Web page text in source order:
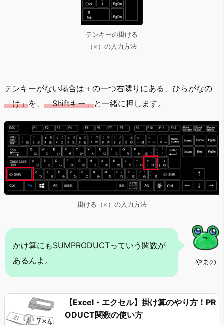
テンキーの掛ける
（×）の入力方法
テンキーがない場合は＋の一つ右隣りにある、ひらがなの
「け」を、 「Shiftキー」と一緒に押します。
掛ける（×）の入力方法
やまの
かけ算にもSUMPRODUCTっていう関数が
あるんよ。
【Excel・エクセル】掛け算のやり方！PR
ODUCT関数の使い方